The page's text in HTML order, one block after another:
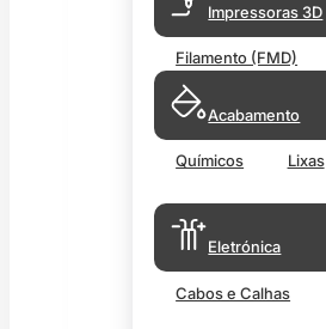
Impressoras 3D
Filamento (FMD)
Acabamento
Químicos Lixas
Eletrónica
Cabos e Calhas